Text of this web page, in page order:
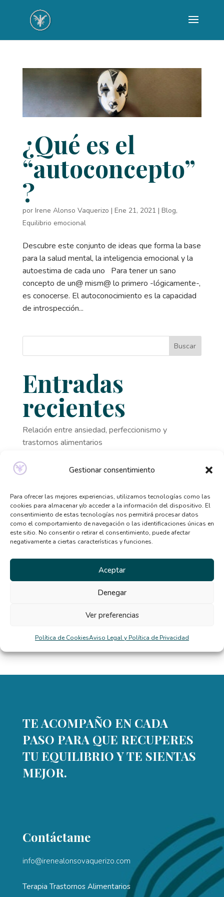
Gestionar consentimiento
Para ofrecer las mejores experiencias, utilizamos tecnologías como las
cookies para almacenar y/o acceder a la información del dispositivo. El
consentimiento de estas tecnologías nos permitirá procesar datos
como el comportamiento de navegación o las identificaciones únicas en
este sitio. No consentir o retirar el consentimiento, puede afectar
negativamente a ciertas características y funciones.
Aceptar
Denegar
Ver preferencias
Política de CookiesAviso Legal y Política de Privacidad
¿Qué es el
“autoconcepto”
?
por Irene Alonso Vaquerizo | Ene 21, 2021 | Blog,
Equilibrio emocional
Descubre este conjunto de ideas que forma la base
para la salud mental, la inteligencia emocional y la
autoestima de cada uno Para tener un sano
concepto de un@ mism@ lo primero -lógicamente-,
es conocerse. El autoconocimiento es la capacidad
de introspección...
Buscar
Entradas
recientes
Relación entre ansiedad, perfeccionismo y
trastornos alimentarios
sabías
síntomas
Beneficios de la terapia desde casa: por qué cada
vez más personas la eligen
El TCA y la distorsión de la imagen corporal en
verano
Comentarios
recientes
diegoenLa rigidez mental nos dificulta la vida
TE ACOMPAÑO EN CADA
PASO PARA QUE RECUPERES
TU EQUILIBRIO Y TE SIENTAS
MEJOR.
Contáctame
info@irenealonsovaquerizo.com
Terapia Trastornos Alimentarios